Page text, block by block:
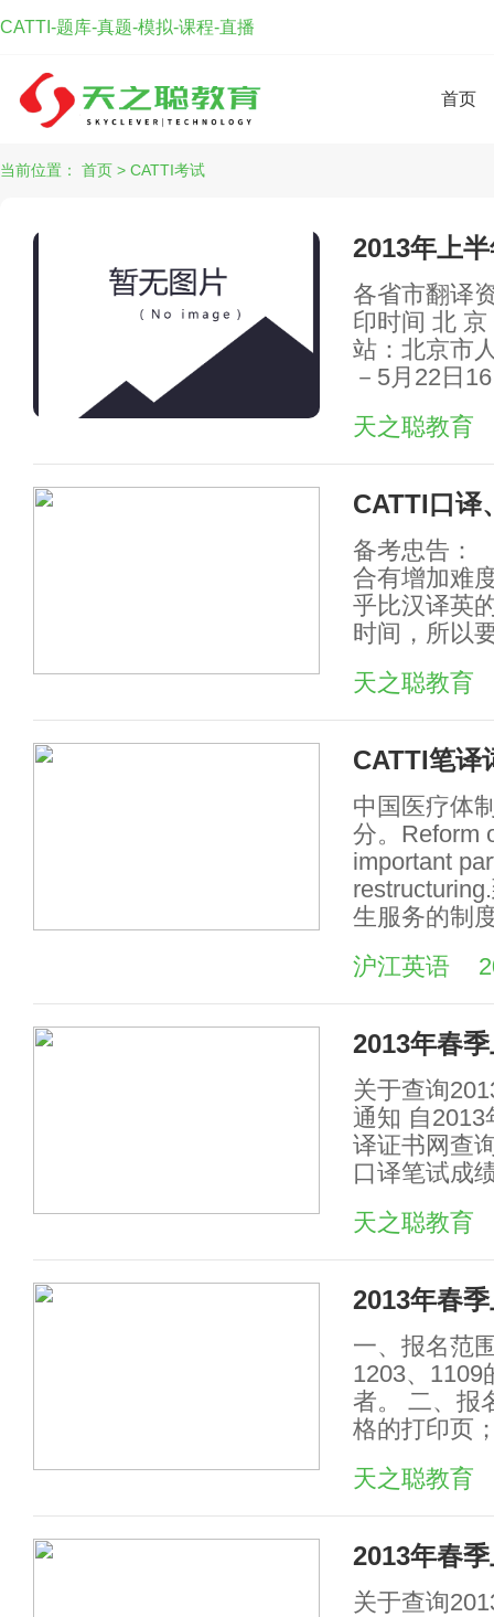
CATTI-题库-真题-模拟-课程-直播
首页
当前位置： 首页 > CATTI考试
2013年上
各省市翻译
印时间 北
站：北京市
－5月22日
天之聪教育
CATTI口译
备考忠告：
合有增加难
乎比汉译英
时间，所以
天之聪教育
CATTI笔译
中国医疗体
分。Reform
important
生服务的制
沪江英语
2013年春
关于查询
通知 自
译证书网查
口译笔试成
天之聪教育
2013年春
一、报名范
1203、1109
者。 二、报
格的打印页
天之聪教育
2013年春
关于查询